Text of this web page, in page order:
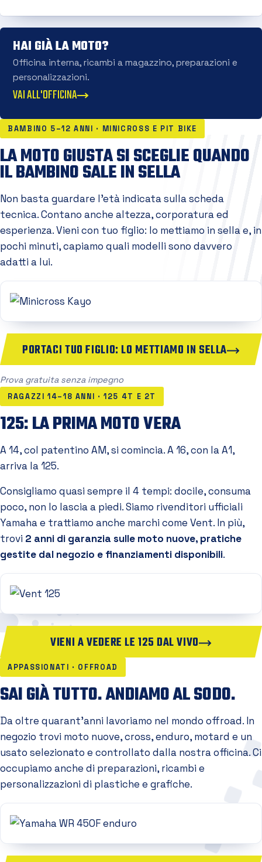
HAI GIÀ LA MOTO?
Officina interna, ricambi a magazzino, preparazioni e
personalizzazioni.
VAI ALL'OFFICINA
BAMBINO 5–12 ANNI · MINICROSS E PIT BIKE
LA MOTO GIUSTA SI SCEGLIE QUANDO
IL BAMBINO SALE IN SELLA
Non basta guardare l'età indicata sulla scheda
tecnica. Contano anche altezza, corporatura ed
esperienza. Vieni con tuo figlio: lo mettiamo in sella e, in
pochi minuti, capiamo quali modelli sono davvero
adatti a lui.
PORTACI TUO FIGLIO: LO METTIAMO IN SELLA
Prova gratuita senza impegno
RAGAZZI 14–18 ANNI · 125 4T E 2T
125: LA PRIMA MOTO VERA
A 14, col patentino AM, si comincia. A 16, con la A1,
arriva la 125.
Consigliamo quasi sempre il 4 tempi: docile, consuma
poco, non lo lascia a piedi. Siamo rivenditori ufficiali
Yamaha e trattiamo anche marchi come Vent. In più,
trovi 2 anni di garanzia sulle moto nuove, pratiche
gestite dal negozio e finanziamenti disponibili.
VIENI A VEDERE LE 125 DAL VIVO
APPASSIONATI · OFFROAD
SAI GIÀ TUTTO. ANDIAMO AL SODO.
Da oltre quarant'anni lavoriamo nel mondo offroad. In
negozio trovi moto nuove, cross, enduro, motard e un
usato selezionato e controllato dalla nostra officina. Ci
occupiamo anche di preparazioni, ricambi e
personalizzazioni di plastiche e grafiche.